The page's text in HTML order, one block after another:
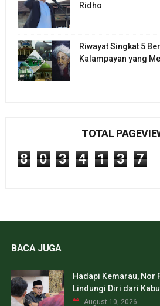
Ridho
Riwayat Singkat 5
Kalampayan yang
TOTAL
8 0 3 4 1 3 7
BACA JUGA
Hadapi Kemarau, Nor
Lindungi Diri dari
August 10, 2026